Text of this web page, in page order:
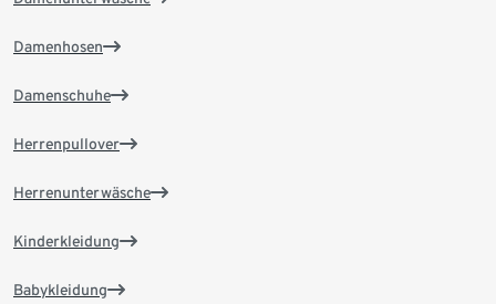
Damenhosen
Damenschuhe
Herrenpullover
Herrenunterwäsche
Kinderkleidung
Babykleidung